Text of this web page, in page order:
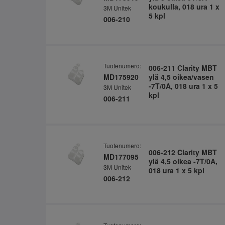
3M Unitek
006-210
koukulla, 018 ura 1 x
5 kpl
Tuotenumero:
MD175920
3M Unitek
006-211
006-211 Clarity MBT
ylä 4,5 oikea/vasen
-7T/0A, 018 ura 1 x 5
kpl
Tuotenumero:
MD177095
3M Unitek
006-212
006-212 Clarity MBT
ylä 4,5 oikea -7T/0A,
018 ura 1 x 5 kpl